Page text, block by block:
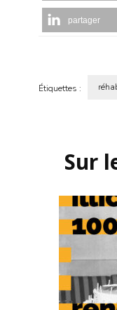
partager
Étiquettes :
Sur